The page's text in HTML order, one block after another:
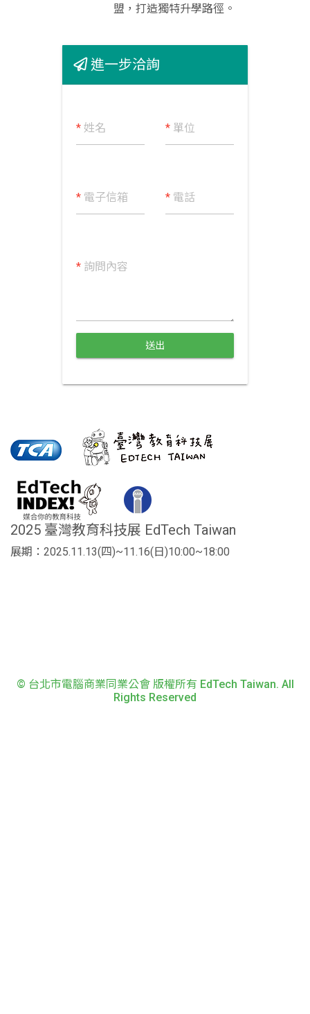
盟，打造獨特升學路徑。
進一步洽詢
*姓名 * 單位
*電子信箱 * 電話
*詢問內容
送出
2025 臺灣教育科技展 EdTech Taiwan
展期：2025.11.13(四)~11.16(日)10:00~18:00
© 台北市電腦商業同業公會 版權所有 EdTech Taiwan. All
Rights Reserved